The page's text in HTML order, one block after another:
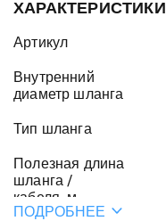
ХАРАКТЕРИСТИКИ
Артикул
Внутренний
диаметр шланга
Тип шланга
Полезная длина
шланга /
кабеля, м
ПОДРОБНЕЕ